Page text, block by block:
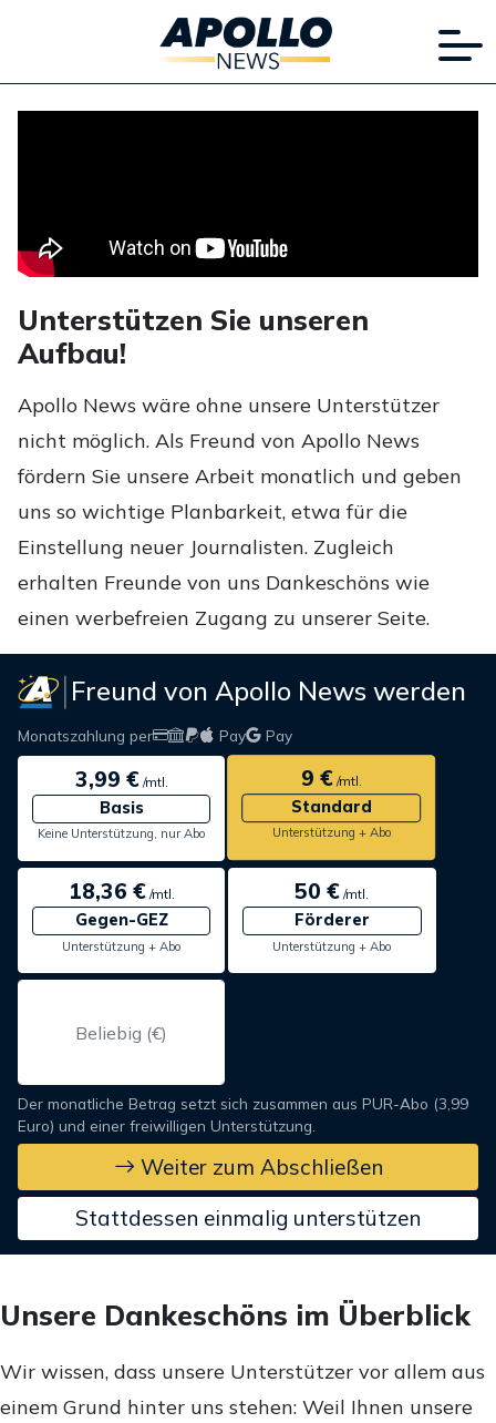
Unterstützen Sie unseren
Aufbau!
Apollo News wäre ohne unsere Unterstützer
nicht möglich. Als Freund von Apollo News
fördern Sie unsere Arbeit monatlich und geben
uns so wichtige Planbarkeit, etwa für die
Einstellung neuer Journalisten. Zugleich
erhalten Freunde von uns Dankeschöns wie
einen werbefreien Zugang zu unserer Seite.
Freund von Apollo News werden
Monatszahlung per Pay Pay
3,99 €/mtl.
Basis
Keine Unterstützung, nur Abo
9 €/mtl.
Standard
Unterstützung + Abo
18,36 €/mtl.
Gegen-GEZ
Unterstützung + Abo
50 € /mtl.
Förderer
Unterstützung + Abo
Der monatliche Betrag setzt sich zusammen aus PUR-Abo (3,99
Euro) und einer freiwilligen Unterstützung.
Weiter zum Abschließen
Stattdessen einmalig unterstützen
Unsere Dankeschöns im Überblick
Wir wissen, dass unsere Unterstützer vor allem aus
einem Grund hinter uns stehen: Weil Ihnen unsere